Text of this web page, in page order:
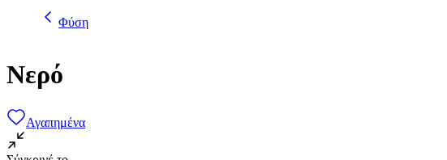
Φύση
Νερό
Αγαπημένα